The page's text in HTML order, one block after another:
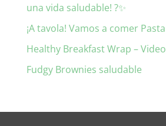
una vida saludable! ?✨
¡A tavola! Vamos a comer Pasta
Healthy Breakfast Wrap – Video
Fudgy Brownies saludable